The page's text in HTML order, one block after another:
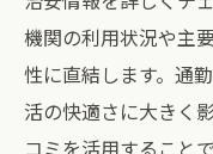
オンライン
名古屋市南区
のアドバイス
機関の利用状況や主
性に直結します。通
活の快適さに大きく
コミを活用すること